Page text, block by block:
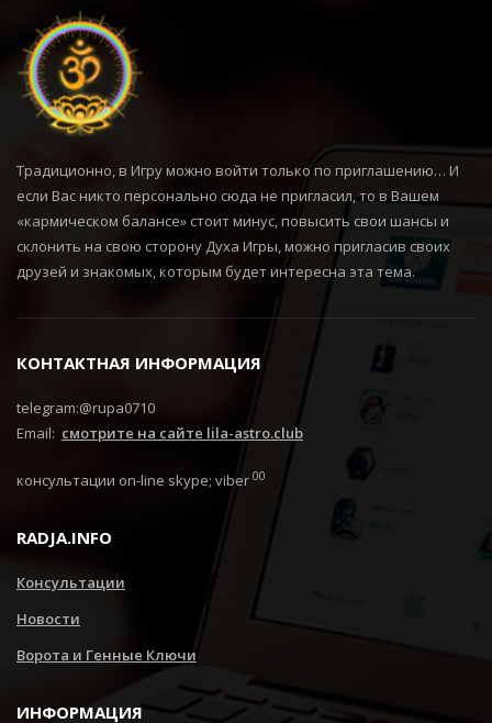
Традиционно, в Игру можно войти только по приглашению… И
если Вас никто персонально сюда не пригласил, то в Вашем
«кармическом балансе» стоит минус, повысить свои шансы и
склонить на свою сторону Духа Игры, можно пригласив своих
друзей и знакомых, которым будет интересна эта тема.
КОНТАКТНАЯ ИНФОРМАЦИЯ
telegram:@rupa0710
Email: смотрите на сайте lila-astro.club
консультации on-line skype; viber 00
RADJA.INFO
Консультации
Новости
Ворота и Генные Ключи
ИНФОРМАЦИЯ